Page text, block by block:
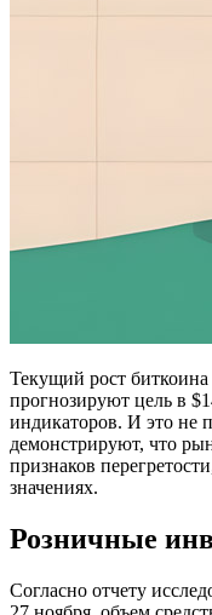
Текущий рост
прогнозируют цель в
индикаторов. И это не
демонстрируют, что
признаков
значениях.
Розничные
Согласно отчету